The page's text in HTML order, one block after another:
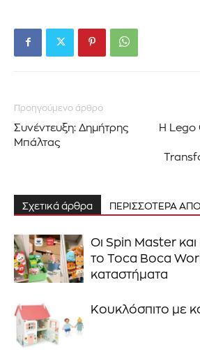
αγοράς.
και δεν θα σας στείλουμε ανεπιθύμητα
πληροφορίες σας είναι ασφαλείς μαζί
ΕΓΓΡΑΦΉ!
Διάβασα και αποδέχομαι την
Προηγούμενο άρθρο
Συνέντευξη: Δημήτρης
Μπάλτας
Η Lego
Σχετικά άρθρα ΠΕΡΙΣΣΟΤΕΡΑ
Οι Spin Master
το Toca Boca
καταστήματα
Κουκλόσπιτο με